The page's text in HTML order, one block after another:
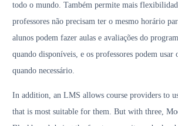
todo o mundo. Também permite mais
professores não precisam ter o mesmo horário
alunos podem fazer aulas e avaliações do
quando disponíveis, e os professores podem usar
quando necessário.
In addition, an LMS allows course providers to
that is most suitable for them. But with three,